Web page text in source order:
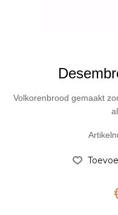
Volkorenbrood gemaakt